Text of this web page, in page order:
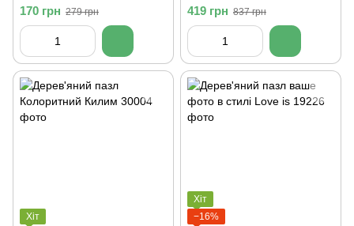
Картонна коробка
170 грн 279 грн
комплект, А5, Картонна
коробка
419 грн 837 грн
Хіт
Хіт
−16%